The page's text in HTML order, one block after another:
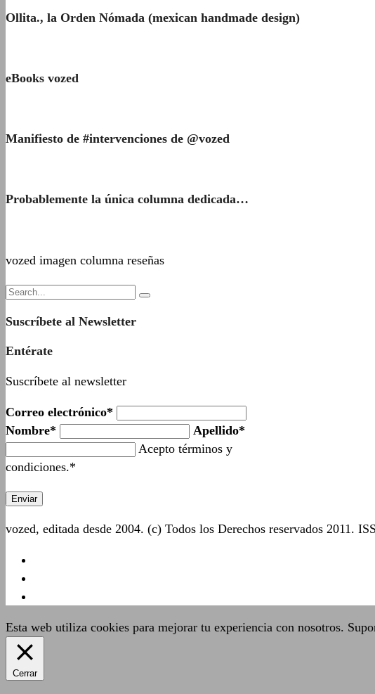
Ollita., la Orden Nómada (mexican handmade design)
eBooks vozed
Manifiesto de #intervenciones de @vozed
Probablemente la única columna dedicada…
vozed imagen columna reseñas
Suscríbete al Newsletter
Entérate
Suscríbete al newsletter
Correo electrónico*
Nombre*
Apellido*
Acepto términos y
condiciones.*
vozed, editada desde 2004. (c) Todos los Derechos reservados 2011.
Esta web utiliza cookies para mejorar tu experiencia con nosotros.
Cerrar